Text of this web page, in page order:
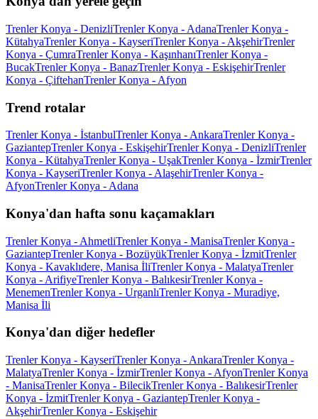
Trenler Konya - DenizliTrenler Konya - AdanaTrenler Konya -
KütahyaTrenler Konya - KayseriTrenler Konya - AkşehirTrenler
Konya - ÇumraTrenler Konya - KaşınhanıTrenler Konya -
BucakTrenler Konya - BanazTrenler Konya - EskişehirTrenler
Konya - ÇiftehanTrenler Konya - Afyon
Trend rotalar
Trenler Konya - İstanbulTrenler Konya - AnkaraTrenler Konya -
GaziantepTrenler Konya - EskişehirTrenler Konya - DenizliTrenler
Konya - KütahyaTrenler Konya - UşakTrenler Konya - İzmirTrenler
Konya - KayseriTrenler Konya - AlaşehirTrenler Konya -
AfyonTrenler Konya - Adana
Konya'dan hafta sonu kaçamakları
Trenler Konya - AhmetliTrenler Konya - ManisaTrenler Konya -
GaziantepTrenler Konya - BozüyükTrenler Konya - İzmitTrenler
Konya - Kavaklıdere, Manisa İliTrenler Konya - MalatyaTrenler
Konya - ArifiyeTrenler Konya - BalıkesirTrenler Konya -
MenemenTrenler Konya - UrganlıTrenler Konya - Muradiye,
Manisa İli
Konya'dan diğer hedefler
Trenler Konya - KayseriTrenler Konya - AnkaraTrenler Konya -
MalatyaTrenler Konya - İzmirTrenler Konya - AfyonTrenler Konya
- ManisaTrenler Konya - BilecikTrenler Konya - BalıkesirTrenler
Konya - İzmitTrenler Konya - GaziantepTrenler Konya -
AkşehirTrenler Konya - Eskişehir